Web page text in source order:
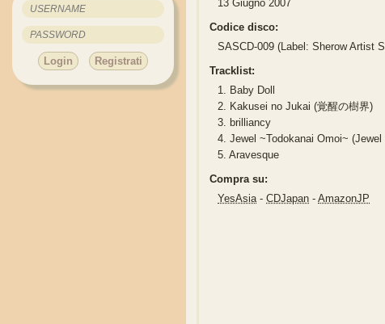
Login Registrati
13 Giugno 2007
Codice disco:
SASCD-009 (Label: Sherow Artist
Tracklist:
1. Baby Doll
2. Kakusei no Jukai (覚醒の樹界)
3. brilliancy
4. Jewel ~Todokanai Omoi~
5. Aravesque
Compra su:
YesAsia-CDJapan -AmazonJP